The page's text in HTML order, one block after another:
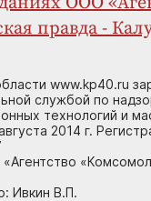
правда -
www.kp40.ru
службой по
технологий и
2014 г.
Ивкин В.П.